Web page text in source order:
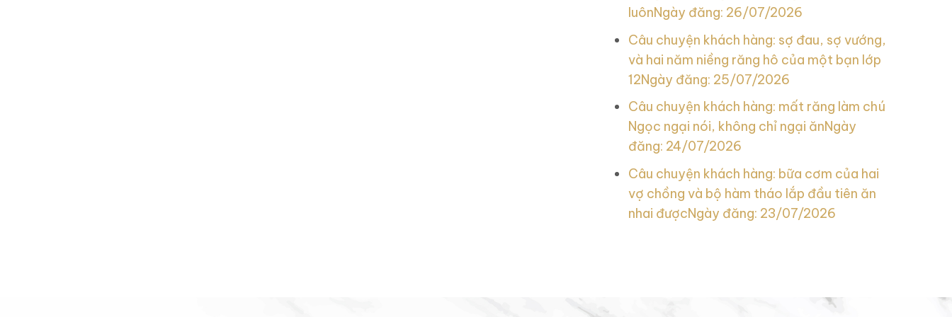
luônNgày đăng: 26/07/2026
Câu chuyện khách hàng: sợ đau, sợ vướng,
và hai năm niềng răng hô của một bạn lớp
12Ngày đăng: 25/07/2026
Câu chuyện khách hàng: mất răng làm chú
Ngọc ngại nói, không chỉ ngại ănNgày
đăng: 24/07/2026
Câu chuyện khách hàng: bữa cơm của hai
vợ chồng và bộ hàm tháo lắp đầu tiên ăn
nhai đượcNgày đăng: 23/07/2026